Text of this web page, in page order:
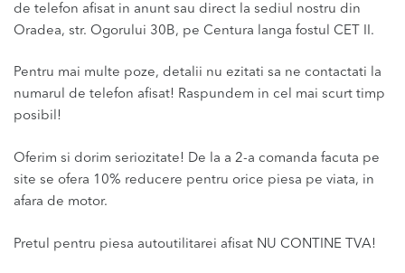
de telefon afisat in anunt sau direct la sediul nostru din
Oradea, str. Ogorului 30B, pe Centura langa fostul CET II.
Pentru mai multe poze, detalii nu ezitati sa ne contactati la
numarul de telefon afisat! Raspundem in cel mai scurt timp
posibil!
Oferim si dorim seriozitate! De la a 2-a comanda facuta pe
site se ofera 10% reducere pentru orice piesa pe viata, in
afara de motor.
Pretul pentru piesa autoutilitarei afisat NU CONTINE TVA!